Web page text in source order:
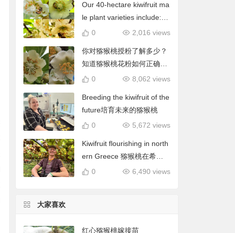
Our 40-hectare kiwifruit ma
le plant varieties include: C
hieftain, Matua, Tumari.我
括酋长、陶木里等
2,016 views
0
你对猕猴桃授粉了解多少？
知道猕猴桃花粉如何正确使
用吗？
8,062 views
0
Breeding the kiwifruit of the
future培育未来的猕猴桃
5,672 views
0
Kiwifruit flourishing in north
ern Greece 猕猴桃在希腊
北部蓬勃发展
6,490 views
0
大家喜欢
红心猕猴桃嫁接苗